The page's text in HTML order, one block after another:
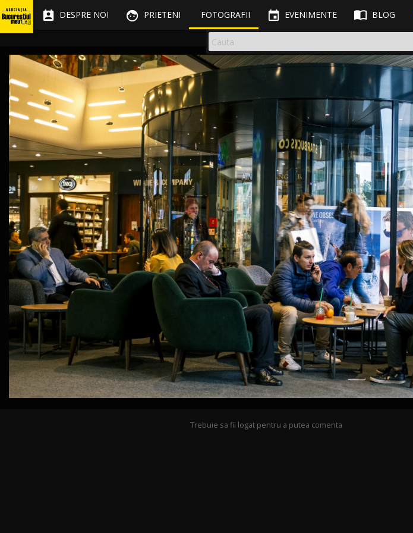
 DESPRE NOI  PRIETENI FOTOGRAFII  EVENIMENTE  BLOG
Trebuie sa fii logat pentru a putea comenta